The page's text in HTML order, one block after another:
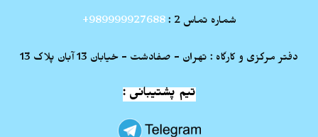
شماره تماس 2 : 989999927688+
دفتر مرکزی و کارگاه : تهران - صفادشت - خیابان 13 آبان پلاک 13
تیم پشتیبانی :